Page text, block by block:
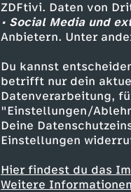
ZDFtivi. Daten von
• Social Media und
Anbietern. Unter
Du kannst
betrifft nur dein
Datenverarbeitung,
"Einstellungen/
Deine
Einstellungen
Hier findest du das
Weitere
Ähnliche
Politik
TikTok